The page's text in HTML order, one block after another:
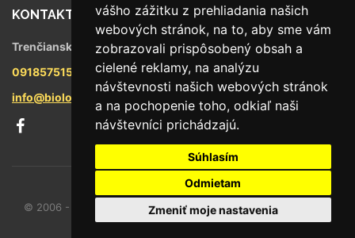
vášho zážitku z prehliadania našich
webových stránok, na to, aby sme vám
zobrazovali prispôsobený obsah a
cielené reklamy, na analýzu
návštevnosti našich webových stránok
a na pochopenie toho, odkiaľ naši
návštevníci prichádzajú.
Súhlasím
Odmietam
Zmeniť moje nastavenia
KONTAKT
Trenčianska 56/F, 821 09 Bratislava
0918575158
info@biologika.sk
© 2006 - 2026 Oto trade spol. s r.o., Všetky práva vyhradené.